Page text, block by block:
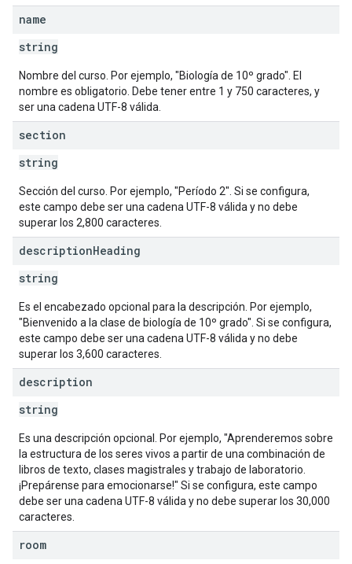
name
string
Nombre del curso. Por ejemplo, "Biología de 10º grado". El
nombre es obligatorio. Debe tener entre 1 y 750 caracteres, y
ser una cadena UTF-8 válida.
section
string
Sección del curso. Por ejemplo, "Período 2". Si se configura,
este campo debe ser una cadena UTF-8 válida y no debe
superar los 2,800 caracteres.
descriptionHeading
string
Es el encabezado opcional para la descripción. Por ejemplo,
"Bienvenido a la clase de biología de 10º grado". Si se configura,
este campo debe ser una cadena UTF-8 válida y no debe
superar los 3,600 caracteres.
description
string
Es una descripción opcional. Por ejemplo, "Aprenderemos sobre
la estructura de los seres vivos a partir de una combinación de
libros de texto, clases magistrales y trabajo de laboratorio.
¡Prepárense para emocionarse!" Si se configura, este campo
debe ser una cadena UTF-8 válida y no debe superar los 30,000
caracteres.
room